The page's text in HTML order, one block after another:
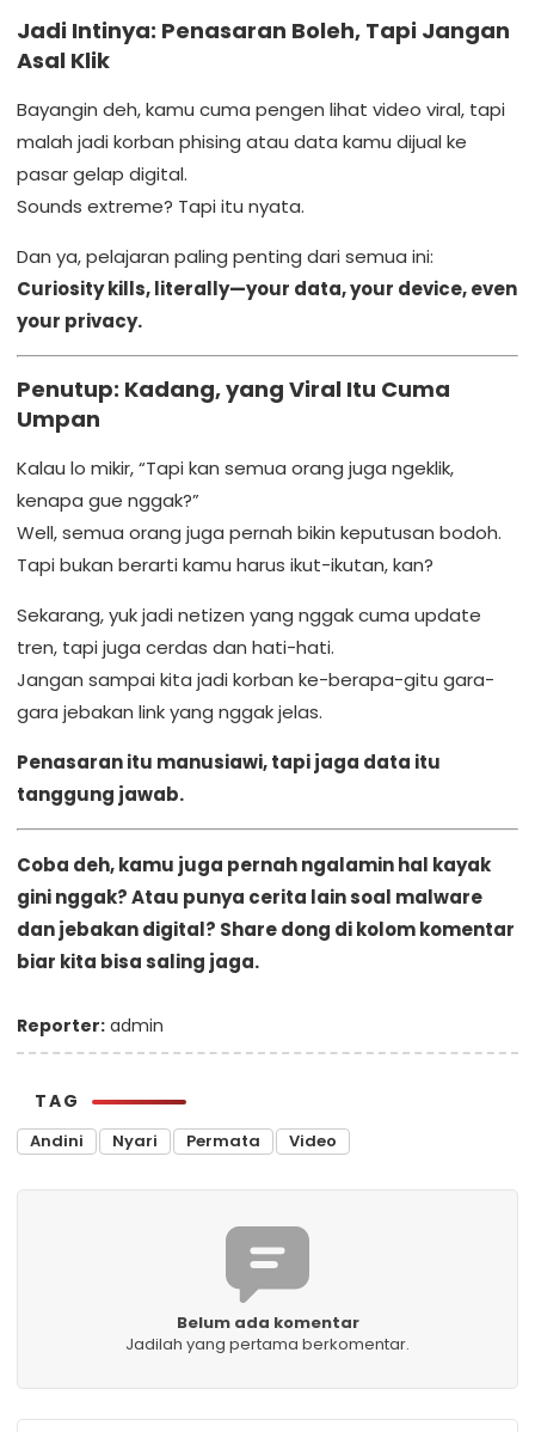
Jadi Intinya: Penasaran Boleh, Tapi Jangan
Asal Klik
Bayangin deh, kamu cuma pengen lihat video viral, tapi
malah jadi korban phising atau data kamu dijual ke
pasar gelap digital.
Sounds extreme? Tapi itu nyata.
Dan ya, pelajaran paling penting dari semua ini:
Curiosity kills, literally—your data, your device, even
your privacy.
Penutup: Kadang, yang Viral Itu Cuma
Umpan
Kalau lo mikir, “Tapi kan semua orang juga ngeklik,
kenapa gue nggak?”
Well, semua orang juga pernah bikin keputusan bodoh.
Tapi bukan berarti kamu harus ikut-ikutan, kan?
Sekarang, yuk jadi netizen yang nggak cuma update
tren, tapi juga cerdas dan hati-hati.
Jangan sampai kita jadi korban ke-berapa-gitu gara-
gara jebakan link yang nggak jelas.
Penasaran itu manusiawi, tapi jaga data itu
tanggung jawab.
Coba deh, kamu juga pernah ngalamin hal kayak
gini nggak? Atau punya cerita lain soal malware
dan jebakan digital? Share dong di kolom komentar
biar kita bisa saling jaga.
Reporter: admin
TAG
Andini Nyari Permata Video
Belum ada komentar
Jadilah yang pertama berkomentar.